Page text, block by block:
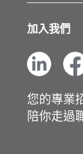
加入我們
您的專業
陪你走過